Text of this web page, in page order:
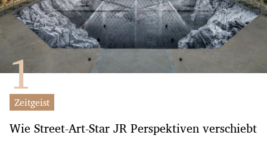
Zeitgeist
Wie Street-Art-Star JR Perspektiven verschiebt